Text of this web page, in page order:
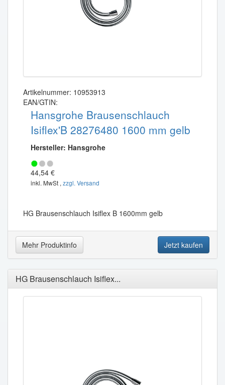
Artikelnummer: 10953913
EAN/GTIN:
Hansgrohe Brausenschlauch
Isiflex'B 28276480 1600 mm gelb
Hersteller: Hansgrohe
44,54 €
inkl. MwSt , zzgl. Versand
HG Brausenschlauch Isiflex B 1600mm gelb
Mehr Produktinfo Jetzt kaufen
HG Brausenschlauch Isiflex...